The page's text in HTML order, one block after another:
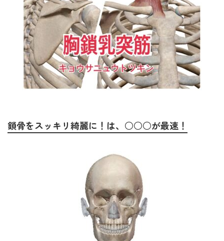
鎖骨をスッキリ綺麗に！は、○○○が最速！